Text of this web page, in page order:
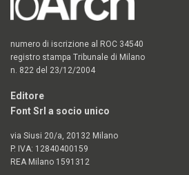
numero di iscrizione al ROC 34540
registro stampa Tribunale di Milano
n. 822 del 23/12/2004
Editore
Font Srl a socio unico
via Siusi 20/a, 20132 Milano
P. IVA: 12840400159
REA Milano 1591312